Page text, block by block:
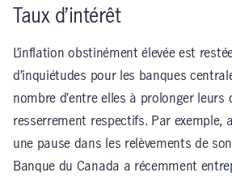
Taux d’intérêt
L’inflation obstinément élevée est
d’inquiétudes pour les banques
nombre d’entre elles à prolonger leurs
resserrement respectifs. Par exemple,
une pause dans les relèvements de
Banque du Canada a récemment